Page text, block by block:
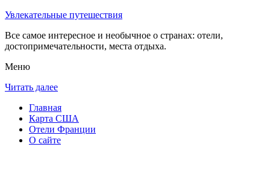
Увлекательные путешествия
Все самое интересное и необычное о странах: отели,
достопримечательности, места отдыха.
Меню
Читать далее
Главная
Карта США
Отели Франции
О сайте